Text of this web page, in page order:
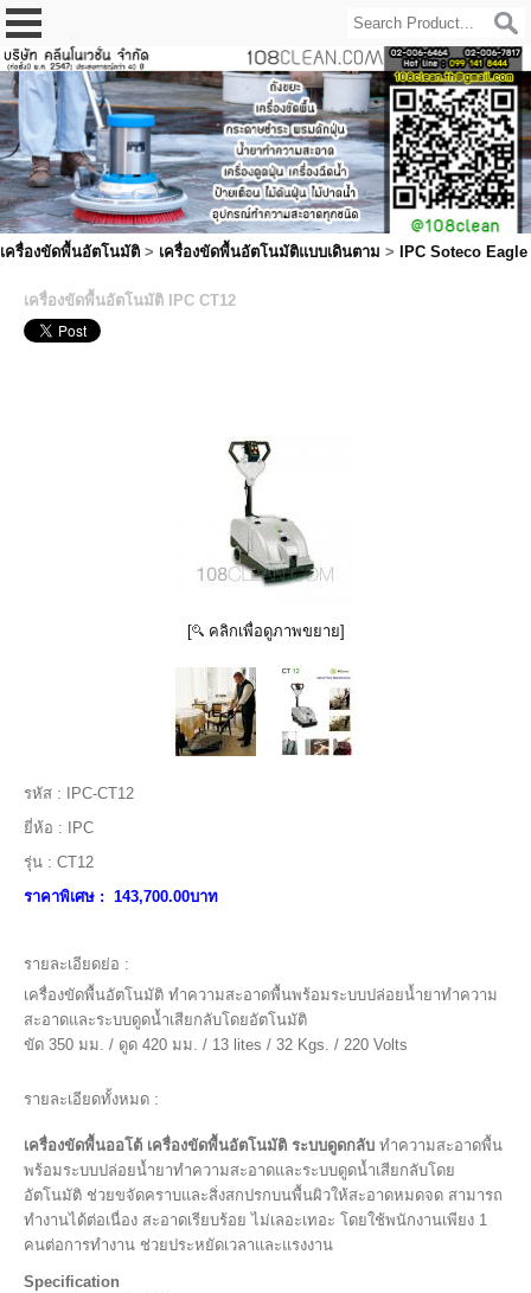
เครื่องขัดพื้นอัตโนมัติ > เครื่องขัดพื้นอัตโนมัติแบบเดินตาม > IPC Soteco Eagle
เครื่องขัดพื้นอัตโนมัติ IPC CT12
[ คลิกเพื่อดูภาพขยาย]
รหัส : IPC-CT12
ยี่ห้อ : IPC
รุ่น : CT12
ราคาพิเศษ : 143,700.00บาท
รายละเอียดย่อ :
เครื่องขัดพื้นอัตโนมัติ ทำความสะอาดพื้นพร้อมระบบปล่อยน้ำยาทำความ
สะอาดและระบบดูดน้ำเสียกลับโดยอัตโนมัติ
ขัด 350 มม. / ดูด 420 มม. / 13 lites / 32 Kgs. / 220 Volts
รายละเอียดทั้งหมด :
เครื่องขัดพื้นออโต้ เครื่องขัดพื้นอัตโนมัติ ระบบดูดกลับ ทำความสะอาดพื้น
พร้อมระบบปล่อยน้ำยาทำความสะอาดและระบบดูดน้ำเสียกลับโดย
อัตโนมัติ ช่วยขจัดคราบและสิ่งสกปรกบนพื้นผิวให้สะอาดหมดจด สามารถ
ทำงานได้ต่อเนื่อง สะอาดเรียบร้อย ไม่เลอะเทอะ โดยใช้พนักงานเพียง 1
คนต่อการทำงาน ช่วยประหยัดเวลาและแรงงาน
Specification